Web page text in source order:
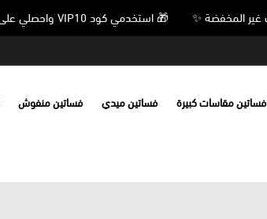
🎁 استخدمي كود VIP10 واحصلي على خصم 10% على جميع المنتجات غير المخفضة ✨
فساتين مقاسات كبيرة فساتين ميدي فساتين منفوش